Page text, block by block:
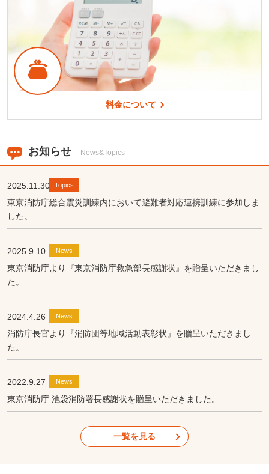
料金について
お知らせ News&Topics
2025.11.30 Topics
東京消防庁総合震災訓練内において避難者対応連携訓練に参加しま
した。
2025.9.10 News
東京消防庁より『東京消防庁救急部長感謝状』を贈呈いただきまし
た。
2024.4.26 News
消防庁長官より『消防団等地域活動表彰状』を贈呈いただきまし
た。
2022.9.27 News
東京消防庁 池袋消防署長感謝状を贈呈いただきました。
一覧を見る